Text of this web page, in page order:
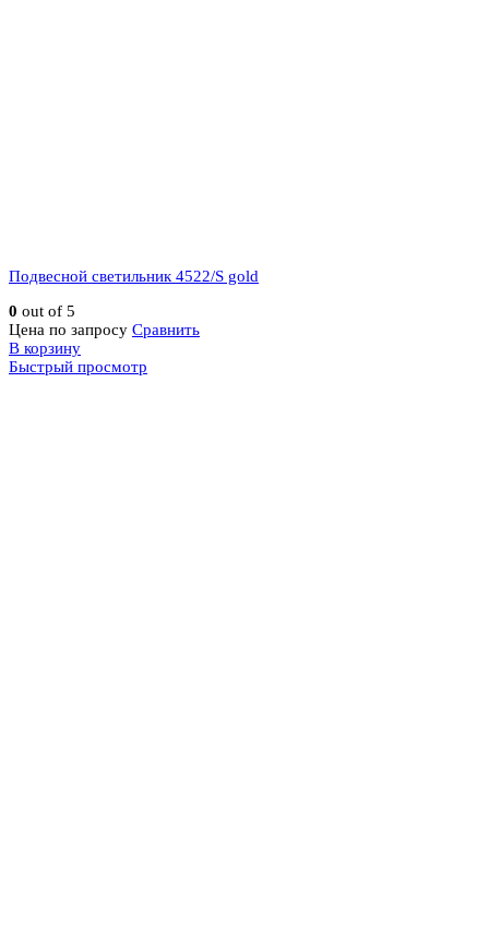
Подвесной светильник 4522/S gold
0 out of 5
Цена по запросу Сравнить
В корзину
Быстрый просмотр